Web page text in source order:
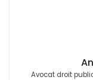
Avocat droit